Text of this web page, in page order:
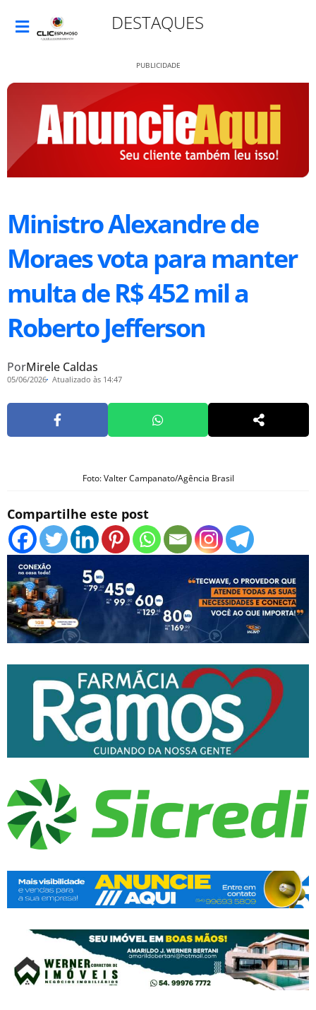
DESTAQUES
PUBLICIDADE
Ministro Alexandre de
Moraes vota para manter
multa de R$ 452 mil a
Roberto Jefferson
PorMirele Caldas
05/06/2026 Atualizado às 14:47
Foto: Valter Campanato/Agência Brasil
Compartilhe este post